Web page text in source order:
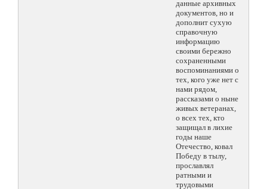
данные архивных
документов, но и
дополнит сухую
справочную
информацию
своими бережно
сохраненными
воспоминаниями о
тех, кого уже нет с
нами рядом,
рассказами о ныне
живых ветеранах,
о всех тех, кто
защищал в лихие
годы наше
Отечество, ковал
Победу в тылу,
прославлял
ратными и
трудовыми